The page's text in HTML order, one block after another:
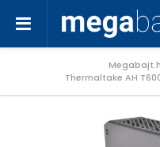
Thermaltake AH